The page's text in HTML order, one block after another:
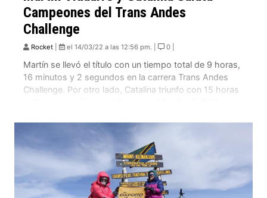
Campeones del Trans Andes
Challenge
Rocket el 14/03/22 a las 12:56 pm. | 0 |
Martín se llevó el título con un tiempo total de 9 horas,
16 minutos y 2 segundos en la carrera Trans Andes
Challenge. Por otro lado, Catalina triunfo con 15 horas
títulos. Esta vez se trata del Trans […]